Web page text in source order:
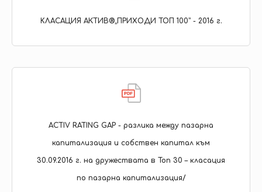
KЛАСАЦИЯ АКТИВ®„ПРИХОДИ ТОП 100” - 2016 г.
ACTIV RATING GAP - разлика между пазарна
капитализация и собствен капитал към
30.09.2016 г. на дружествата в Топ 30 – класация
по пазарна капитализация/